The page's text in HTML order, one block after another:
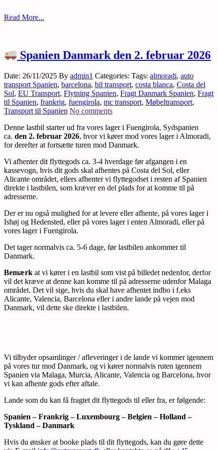
Read More...
Spanien Danmark den 2. februar 2026
Date: 26/11/2025 By admin1 Categories: Tags: almoradi, auto
transport Spanien, barcelona, bil transport, costa blanca, Costa del
Sol, EU Transport, Flytning Spanien, Fragt Danmark Spanien, Fragt
til Spanien, frankrig, fuengirola, mc transport, Møbeltransport,
Transport til Spanien No comments
Denne lastbil starter ud fra vores lager i Fuengirola, Sydspanien
ca. den 2. februar 2026, hvor vi kører mod vores lager i Almoradi,
for derefter at fortsætte turen mod Danmark.
Vi afhenter dit flyttegods ca. 3-4 hverdage før afgangen i en
kassevogn, hvis dit gods skal afhentes på Costa del Sol, eller
Alicante området, ellers afhenter vi flyttegodset i resten af Spanien
direkte i lastbilen, som kræver en del plads for at komme til på
adresserne.
Der er nu også mulighed for at levere eller afhente, på vores lager i
Ishøj og Hedensted, eller på vores lager i enten Almoradi, eller på
vores lager i Fuengirola.
Det tager normalvis ca. 5-6 dage, før lastbilen ankommer til
Danmark.
Bemærk at vi kører i en lastbil som vist på billedet nedenfor, derfor
vil det kræve at denne kan komme til på adresserne udenfor Malaga
området. Det vil sige, hvis du skal have afhentet indbo i f.eks
Alicante, Valencia, Barcelona eller i andre lande på vejen mod
Danmark, vil dette ske direkte i lastbilen.
Vi tilbyder opsamlinger / afleveringer i de lande vi kommer igennem
på vores tur mod Danmark, og vi kører normalvis ruten igennem
Spanien via Malaga, Murcia, Alicante, Valencia og Barcelona, hvor
vi kan afhente gods efter aftale.
Lande som du kan få fragtet dit flyttegods til eller fra, er følgende:
Spanien – Frankrig – Luxembourg – Belgien – Holland –
Tyskland – Danmark
Hvis du ønsker at booke plads til dit flyttegods, kan du gøre dette